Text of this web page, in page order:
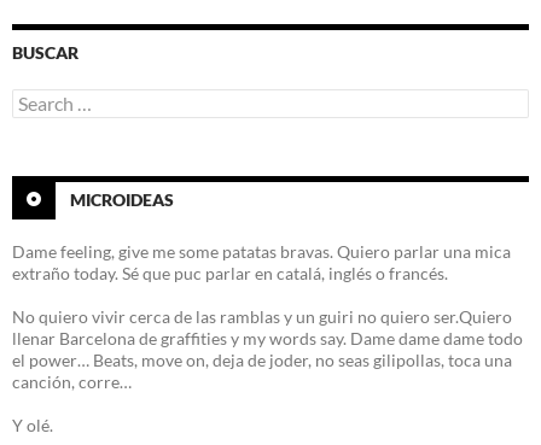
BUSCAR
Search
for:
MICROIDEAS
Dame feeling, give me some patatas bravas. Quiero parlar una mica
extraño today. Sé que puc parlar en catalá, inglés o francés.
No quiero vivir cerca de las ramblas y un guiri no quiero ser.Quiero
llenar Barcelona de graffities y my words say. Dame dame dame todo
el power… Beats, move on, deja de joder, no seas gilipollas, toca una
canción, corre…
Y olé.